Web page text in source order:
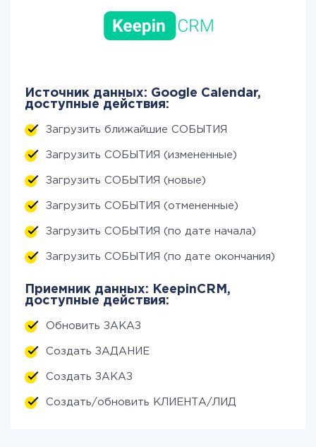
Источник данных: Google Calendar,
доступные действия:
Загрузить ближайшие СОБЫТИЯ
Загрузить СОБЫТИЯ (измененные)
Загрузить СОБЫТИЯ (новые)
Загрузить СОБЫТИЯ (отмененные)
Загрузить СОБЫТИЯ (по дате начала)
Загрузить СОБЫТИЯ (по дате окончания)
Приемник данных: KeepinCRM,
доступные действия:
Обновить ЗАКАЗ
Создать ЗАДАНИЕ
Создать ЗАКАЗ
Создать/обновить КЛИЕНТА/ЛИД